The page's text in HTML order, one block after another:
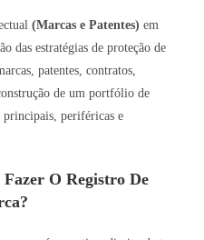
(Marcas e Patentes) em
das estratégias de proteção de
patentes, contratos,
de um portfólio de
principais, periféricas e
O Registro De